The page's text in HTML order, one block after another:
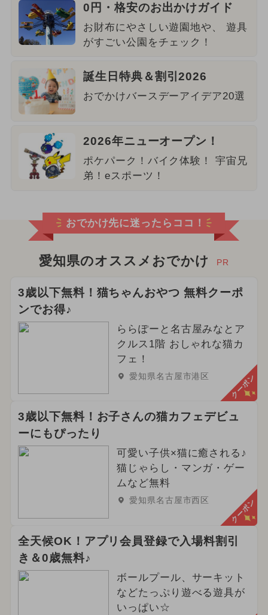
0円・格安のお出かけガイド
お財布にやさしい遊園地や、 遊具
がすごい公園をチェック！
誕生日特典＆割引2026
おでかけバースデーアイデア20選
2026年ニューオープン！
ポケパーク！バイク体験！ 宇宙兄
弟！eスポーツ！
おでかけ先に迷ったらココ！
愛知県のオススメおでかけ PR
3歳以下無料！猫ちゃんおやつ 無料クーポ
ンでお得♪
ららぽーと名古屋みなとア
クルス1階 おしゃれな猫カ
フェ！
愛知県名古屋市港区 クーポン
3歳以下無料！お子さんの猫カフェデビュ
ーにもぴったり
可愛い子供×猫に癒される♪
猫じゃらし・マンガ・ゲー
ムなど無料
愛知県名古屋市西区 クーポン
全天候OK！アプリ会員登録で入場料割引
き＆0歳無料♪
ボールプール、サーキット
などたっぷり遊べる遊具が
いっぱい☆